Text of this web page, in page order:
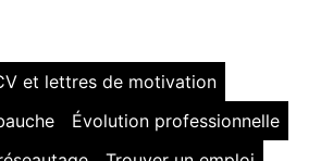
et lettres de motivation
Évolution professionnelle